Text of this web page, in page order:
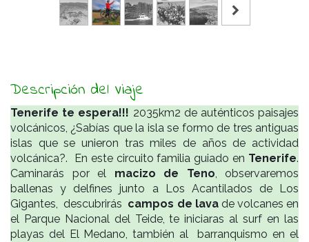
Descripción del Viaje
Tenerife te espera!!! 2035km2 de auténticos paisajes
volcánicos, ¿Sabías que la isla se formo de tres antiguas
islas que se unieron tras miles de años de actividad
volcánica?. En este circuito familia guiado en Tenerife.
Caminarás por el macizo de Teno, observaremos
ballenas y delfines junto a Los Acantilados de Los
Gigantes, descubrirás campos de lavade volcanes en
el Parque Nacional del Teide, te iniciaras al surf en las
playas del El Medano, también al barranquismo en el